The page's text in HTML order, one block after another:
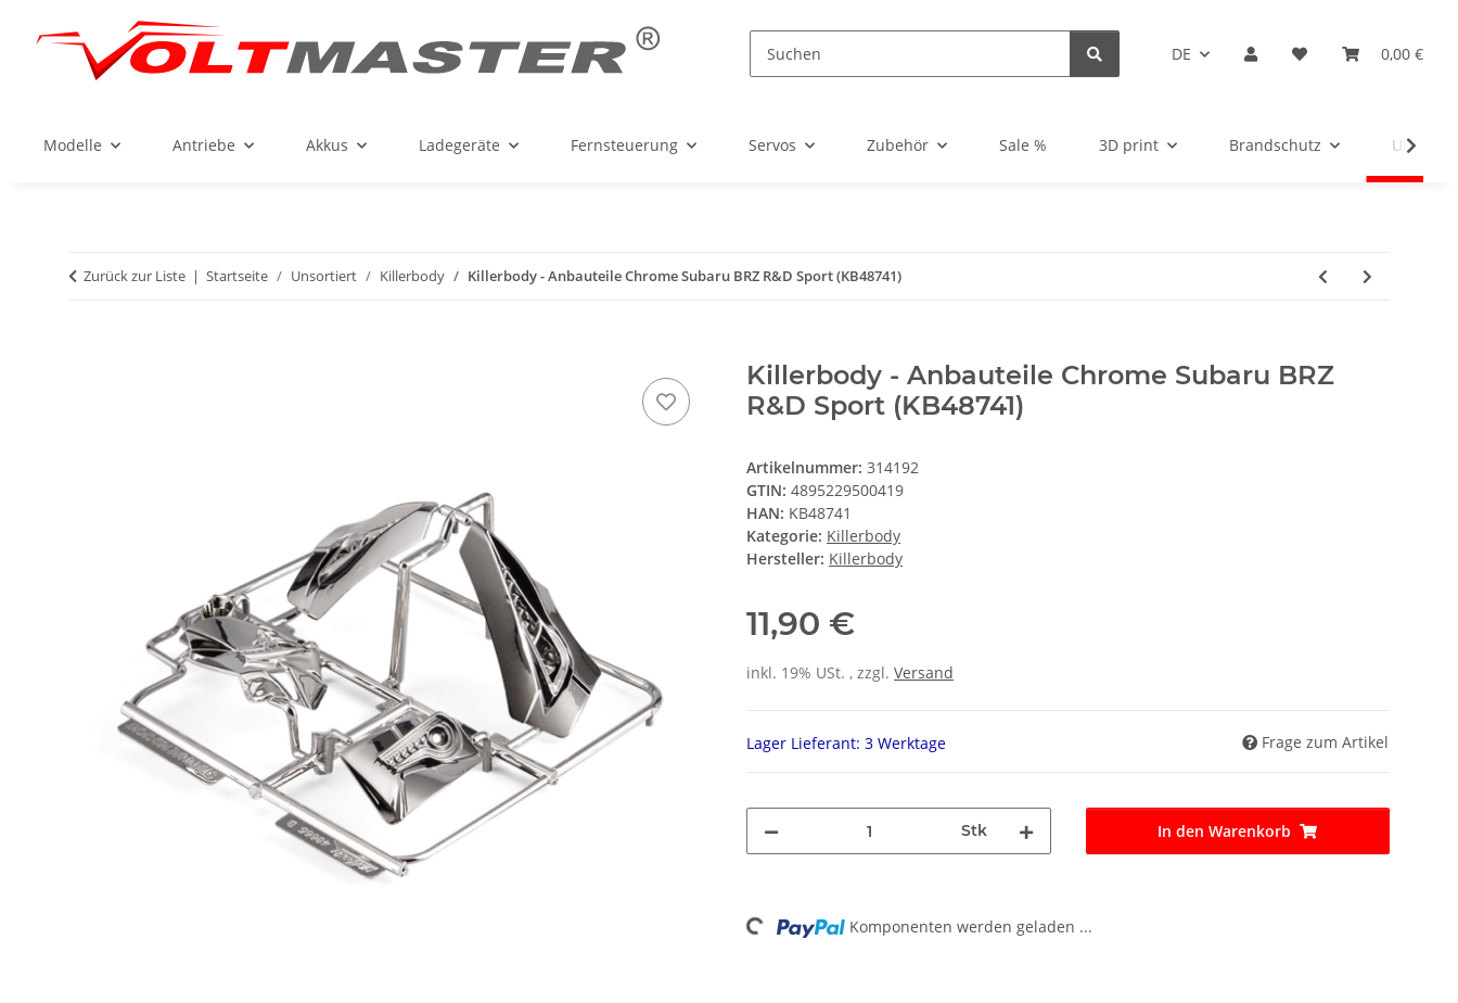
DE 0,00 €
Modelle Antriebe Akkus Ladegeräte Fernsteuerung Servos Zubehör Sale % 3D print Brandschutz
Zurück zur Liste Startseite Unsortiert Killerbody Killerbody - Anbauteile Chrome Subaru BRZ R&D Sport (KB48741)
Killerbody - Anbauteile Chrome Subaru BRZ
R&D Sport (KB48741)
Artikelnummer: 314192
GTIN: 4895229500419
HAN: KB48741
Kategorie: Killerbody
Hersteller: Killerbody
11,90 €
inkl. 19% USt. , zzgl. Versand
Lager Lieferant: 3 Werktage Frage zum Artikel
Stk In den Warenkorb
Loading... Komponenten werden geladen ...